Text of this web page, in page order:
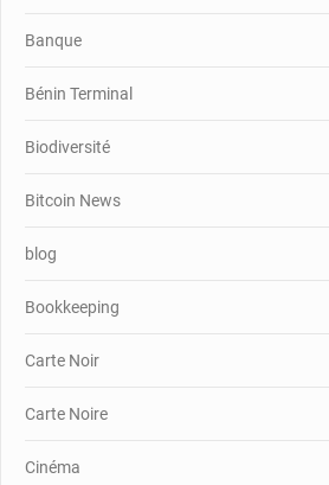
Banque
Bénin Terminal
Biodiversité
Bitcoin News
blog
Bookkeeping
Carte Noir
Carte Noire
Cinéma